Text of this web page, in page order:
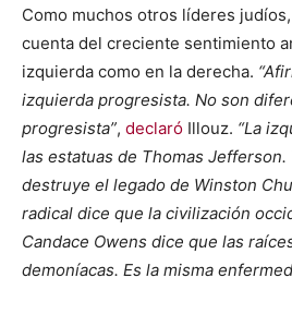
Como muchos otros líderes
cuenta del creciente sentimiento
izquierda como en la derecha.
izquierda progresista. No son
progresista”, declaró Illouz. “La
las estatuas de Thomas Jefferson.
destruye el legado de Winston
radical dice que la civilización
Candace Owens dice que las
demoníacas. Es la misma